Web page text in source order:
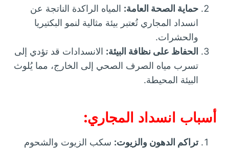
حماية الصحة العامة: المياه الراكدة الناتجة عن
انسداد المجاري تُعتبر بيئة مثالية لنمو البكتيريا
والحشرات.
الحفاظ على نظافة البيئة: الانسدادات قد تؤدي إلى
تسرب مياه الصرف الصحي إلى الخارج، مما يُلوث
البيئة المحيطة.
أسباب انسداد المجاري:
تراكم الدهون والزيوت: سكب الزيوت والشحوم